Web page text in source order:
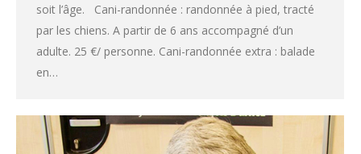
soit l’âge. Cani-randonnée : randonnée à pied, tracté
par les chiens. A partir de 6 ans accompagné d’un
adulte. 25 €/ personne. Cani-randonnée extra : balade
en…